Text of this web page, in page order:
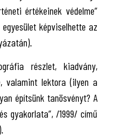
értékeinek védelme”
képviselhette az
részlet, kiadvány,
valamint lektora (ilyen a
építsünk tanösvényt? A
gyakorlata”, /1999/ című